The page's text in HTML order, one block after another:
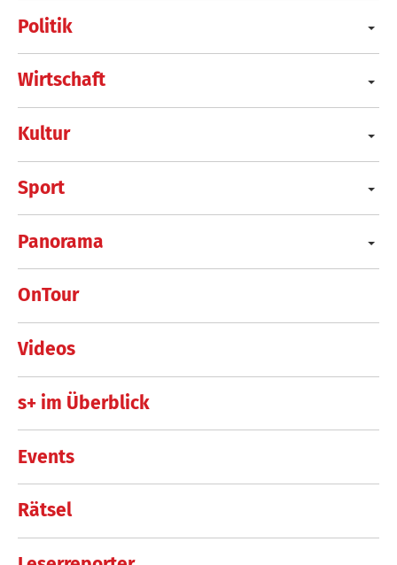
Politik
Wirtschaft
Kultur
Sport
Panorama
OnTour
Videos
s+ im Überblick
Events
Rätsel